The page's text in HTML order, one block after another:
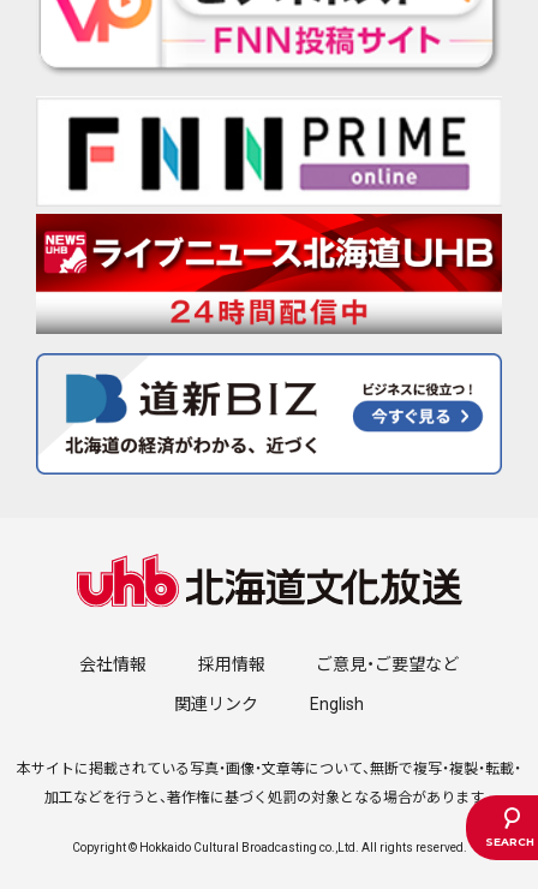
会社情報 採用情報 ご意見・ご要望など
関連リンク English
本サイトに掲載されている写真・画像・文章等について、無断で複写・複製・転載・
加工などを行うと、著作権に基づく処罰の対象となる場合があります。
Copyright © Hokkaido Cultural Broadcasting co.,Ltd. All rights reserved.